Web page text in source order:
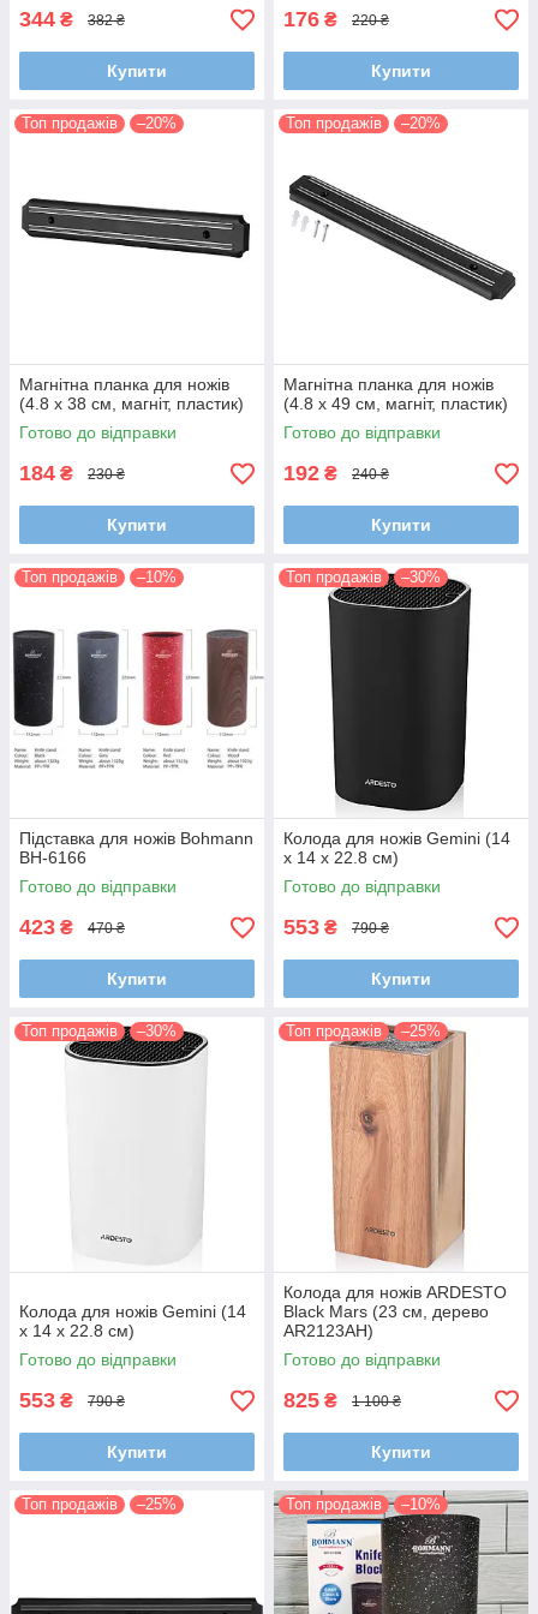
344 ₴ 382 ₴
Купити
176 ₴ 220 ₴
Купити
Топ продажів –20%
Магнітна планка для ножів
(4.8 x 38 см, магніт, пластик)
Готово до відправки
184 ₴ 230 ₴
Купити
Топ продажів –20%
Магнітна планка для ножів
(4.8 x 49 см, магніт, пластик)
Готово до відправки
192 ₴ 240 ₴
Купити
Топ продажів –10%
Підставка для ножів Bohmann
BH-6166
Готово до відправки
423 ₴ 470 ₴
Купити
Топ продажів –30%
Колода для ножів Gemini (14
x 14 x 22.8 см)
Готово до відправки
553 ₴ 790 ₴
Купити
Топ продажів –30%
Колода для ножів Gemini (14
x 14 x 22.8 см)
Готово до відправки
553 ₴ 790 ₴
Купити
Топ продажів –25%
Колода для ножів ARDESTO
Black Mars (23 см, дерево
AR2123AH)
Готово до відправки
825 ₴ 1 100 ₴
Купити
Топ продажів –25% Топ продажів –10%